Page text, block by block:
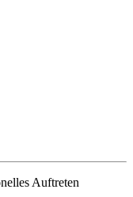
Auftreten